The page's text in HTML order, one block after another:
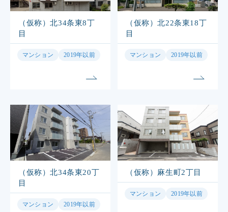
（仮称）北34条東8丁
目
マンション 2019年以前
（仮称）北22条東18丁
目
マンション 2019年以前
（仮称）北34条東20丁
目
マンション 2019年以前
（仮称）麻生町2丁目
マンション 2019年以前